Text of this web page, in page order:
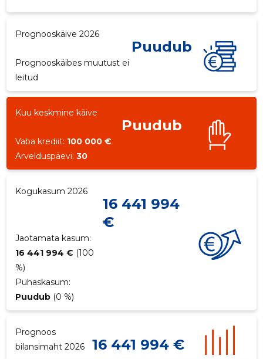
Prognooskäive 2026
Puudub
Prognooskäibes muutust ei
leitud
Kuu keskmine käive
Puudub
Vaba krediit: 100 000 €
Arvelduspäevi:30
Kogukasum 2026
16 441 994
€
Jaotamata kasum:
16 441 994 € (100
%)
Puhaskasum:
Puudub (0 %)
Prognoos
bilansimaht 2026
16 441 994 €